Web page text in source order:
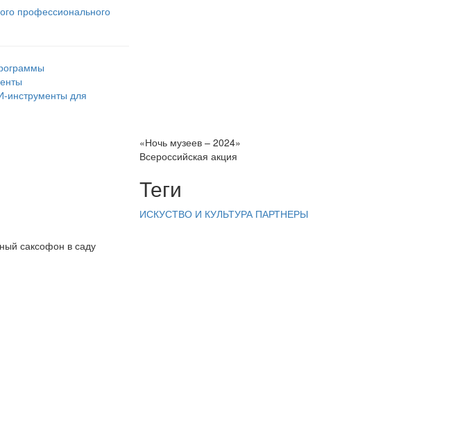
профессионального
для
саксофон в саду
«Ночь музеев – 2024»
Всероссийская акция
Теги
ИСКУСТВО И КУЛЬТУРА ПАРТНЕРЫ